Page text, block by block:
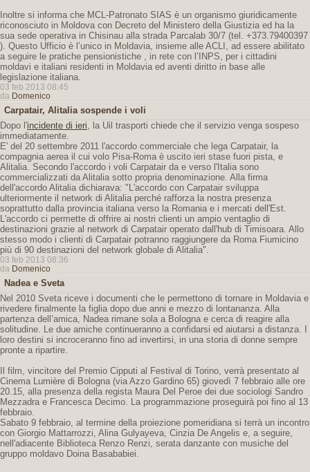
Inoltre si informa che MCL-Patronato SIAS è un organismo giuridicamente
riconosciuto in Moldova con Decreto del Ministero della Giustizia ed ha la
sua sede operativa in Chisinau alla strada Parcalab 30/7 (tel. +373.79400397
). Questo Ufficio è l’unico in Moldavia, insieme alle ACLI, ad essere abilitato
a seguire le pratiche pensionistiche , in rete con l’INPS, per i cittadini
moldavi e italiani residenti in Moldavia ed aventi diritto in base alle
legislazione italiana.
03 feb 2013 08:45
da Domenico
Carpatair, Alitalia sospende i voli
Dopo l'incidente di ieri, la Uil trasporti chiede che il servizio venga sospeso
immediatamente.
E' del 20 settembre 2011 l'accordo commerciale che lega Carpatair, la
compagnia aerea il cui volo Pisa-Roma è uscito ieri stase fuori pista, e
Alitalia. Secondo l'accordo i voli Carpatair da e verso l'Italia sono
commercializzati da Alitalia sotto propria denominazione. Alla firma
dell'accordo Alitalia dichiarava: "L'accordo con Carpatair sviluppa
ulteriormente il network di Alitalia perché rafforza la nostra presenza
soprattutto dalla provincia italiana verso la Romania e i mercati dell'Est.
L'accordo ci permette di offrire ai nostri clienti un ampio ventaglio di
destinazioni grazie al network di Carpatair operato dall'hub di Timisoara. Allo
stesso modo i clienti di Carpatair potranno raggiungere da Roma Fiumicino
più di 90 destinazioni del network globale di Alitalia".
03 feb 2013 08:36
da Domenico
Nadea e Sveta
Nel 2010 Sveta riceve i documenti che le permettono di tornare in Moldavia e
rivedere finalmente la figlia dopo due anni e mezzo di lontananza. Alla
partenza dell’amica, Nadea rimane sola a Bologna e cerca di reagire alla
solitudine. Le due amiche continueranno a confidarsi ed aiutarsi a distanza. I
loro destini si incroceranno fino ad invertirsi, in una storia di donne sempre
pronte a ripartire.
Il film, vincitore del Premio Cipputi al Festival di Torino, verrà presentato al
Cinema Lumière di Bologna (via Azzo Gardino 65) giovedì 7 febbraio alle ore
20.15, alla presenza della regista Maura Del Peroe dei due sociologi Sandro
Mezzadra e Francesca Decimo. La programmazione proseguirà poi fino al 13
febbraio.
Sabato 9 febbraio, al termine della proiezione pomeridiana si terrà un incontro
con Giorgio Mattarrozzi, Alina Gulyayeva, Cinzia De Angelis e, a seguire,
nell'adiacente Biblioteca Renzo Renzi, serata danzante con musiche del
gruppo moldavo Doina Basababiei.